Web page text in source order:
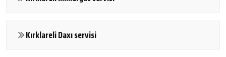
Kırklareli Daxı servisi